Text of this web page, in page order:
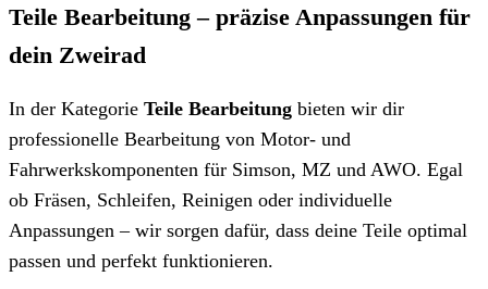
Teile Bearbeitung – präzise Anpassungen für
dein Zweirad
In der Kategorie Teile Bearbeitung bieten wir dir
professionelle Bearbeitung von Motor- und
Fahrwerkskomponenten für Simson, MZ und AWO. Egal
ob Fräsen, Schleifen, Reinigen oder individuelle
Anpassungen – wir sorgen dafür, dass deine Teile optimal
passen und perfekt funktionieren.